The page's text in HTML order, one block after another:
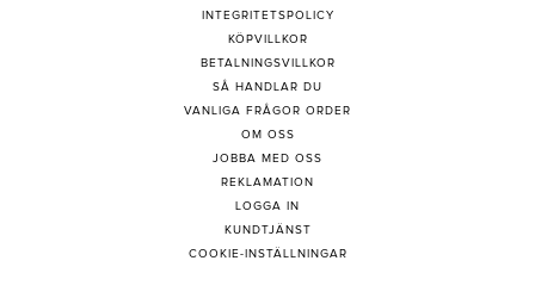
INTEGRITETSPOLICY
KÖPVILLKOR
BETALNINGSVILLKOR
SÅ HANDLAR DU
VANLIGA FRÅGOR ORDER
OM OSS
JOBBA MED OSS
REKLAMATION
LOGGA IN
KUNDTJÄNST
COOKIE-INSTÄLLNINGAR